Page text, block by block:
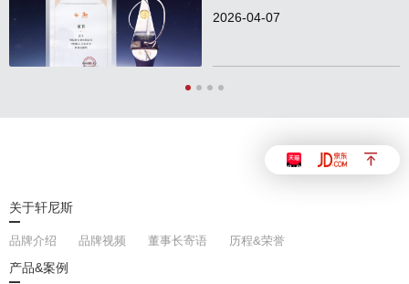
2026-04-07
关于轩尼斯
品牌介绍 品牌视频 董事长寄语
历程&荣誉
产品&案例